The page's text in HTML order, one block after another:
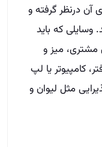
آن درنظر گرفته و
وسایلی که باید
مشتری، میز و
کامپیوتر یا لپ
مثل لیوان و